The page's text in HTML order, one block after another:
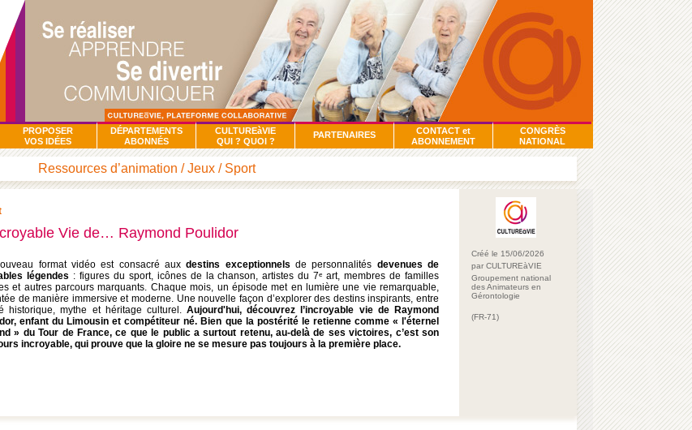
PROPOSER
VOS IDÉES
DÉPARTEMENTS
ABONNÉS
CULTUREàVIE
QUI ? QUOI ?
PARTENAIRES
CONTACT et
ABONNEMENT
CONGRÈS
NATIONAL
Ressources d’animation / Jeux / Sport
Vie de… Raymond Poulidor
format vidéo est consacré auxdestins exceptionnels de personnalités devenues de
légendes : figures du sport, icônes de la chanson, artistes du 7ᵉ art, membres de familles
et autres parcours marquants. Chaque mois, un épisode met en lumière une vie remarquable,
de manière immersive et moderne. Une nouvelle façon d’explorer des destins inspirants, entre
historique, mythe et héritage culturel.Aujourd'hui, découvrez l’incroyable vie de Raymond
enfant du Limousin et compétiteur né. Bien que la postérité le retienne comme « l'éternel
» du Tour de France, ce que le public a surtout retenu, au-delà de ses victoires, c’est son
incroyable, qui prouve que la gloire ne se mesure pas toujours à la première place.
Créé le 15/06/2026
par CULTUREàVIE
Groupement national
des Animateurs en
Gérontologie
(FR-71)